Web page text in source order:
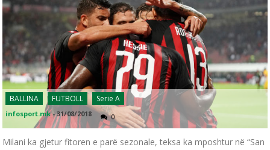
BALLINA FUTBOLL Serie A
infosport.mk -31/08/2018 0
Milani ka gjetur fitoren e parë sezonale, teksa ka mposhtur në “San